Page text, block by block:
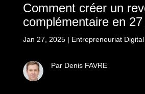
Comment créer un
complémentaire en
Jan 27, 2025| Entrepreneuriat Digital
Par Denis FAVRE